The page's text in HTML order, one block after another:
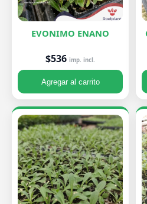
EVONIMO ENANO
$536 imp. incl.
Agregar al carrito